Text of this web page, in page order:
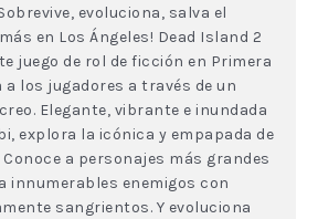
evoluciona, salva el
en Los Ángeles! Dead Island 2
juego de rol de ficción en Primera
a los jugadores a través de un
Elegante, vibrante e inundada
explora la icónica y empapada de
Conoce a personajes más grandes
innumerables enemigos con
sangrientos. Y evoluciona